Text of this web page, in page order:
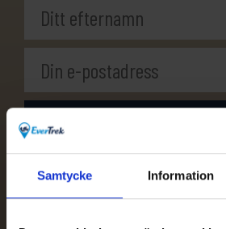
Samtycke Information